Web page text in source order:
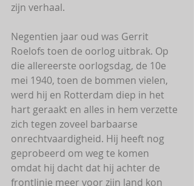
zijn verhaal.
Negentien jaar oud was Gerrit
Roelofs toen de oorlog uitbrak. Op
die allereerste oorlogsdag, de 10e
mei 1940, toen de bommen vielen,
werd hij en Rotterdam diep in het
hart geraakt en alles in hem verzette
zich tegen zoveel barbaarse
onrechtvaardigheid. Hij heeft nog
geprobeerd om weg te komen
omdat hij dacht dat hij achter de
frontlinie meer voor zijn land kon